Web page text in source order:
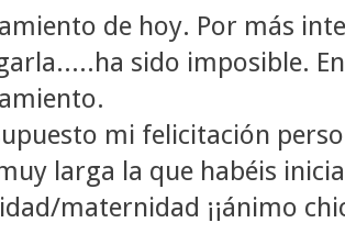
de hoy. Por más
sido imposible.
mi felicitación
larga la que habéis
maternidad ¡¡ánimo